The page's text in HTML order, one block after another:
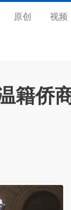
原创 视频
籍侨